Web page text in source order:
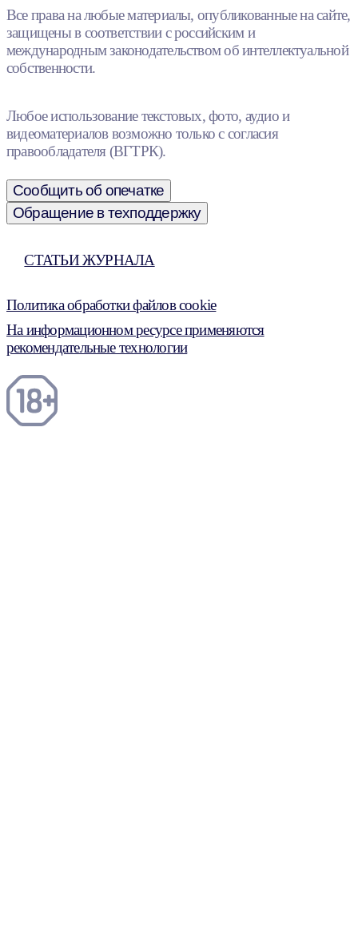
Все права на любые материалы, опубликованные на сайте,
защищены в соответствии с российским и
международным законодательством об интеллектуальной
собственности.
Любое использование текстовых, фото, аудио и
видеоматериалов возможно только с согласия
правообладателя (ВГТРК).
Сообщить об опечатке
Обращение в техподдержку
СТАТЬИ ЖУРНАЛА
Политика обработки файлов cookie
На информационном ресурсе применяются
рекомендательные технологии